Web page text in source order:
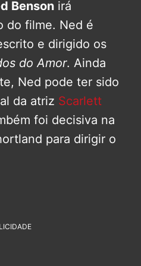
Benson irá
do filme. Ned é
e dirigido os
do Amor. Ainda
Ned pode ter sido
da atriz Scarlett
foi decisiva na
para dirigir o